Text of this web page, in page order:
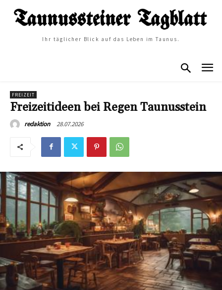
Ihr täglicher Blick auf das Leben im Taunus.
FREIZEIT
Freizeitideen bei Regen Taunusstein
redaktion 28.07.2026